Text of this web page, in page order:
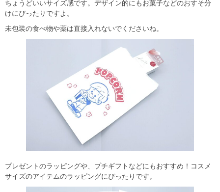
ちょうどいいサイズ感です。デザイン的にもお菓子などのおすそ分
けにぴったりですよ。
未包装の食べ物や薬は直接入れないでくださいね。
プレゼントのラッピングや、プチギフトなどにもおすすめ！コスメ
サイズのアイテムのラッピングにぴったりです。